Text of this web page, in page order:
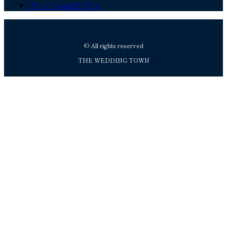
プレミアム46万プラン
© All rights reserved
THE WEDDING TOWN